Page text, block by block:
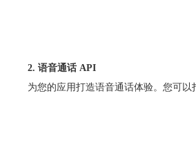
2. 语音通话 API
为您的应用打造语音通话体验。您可